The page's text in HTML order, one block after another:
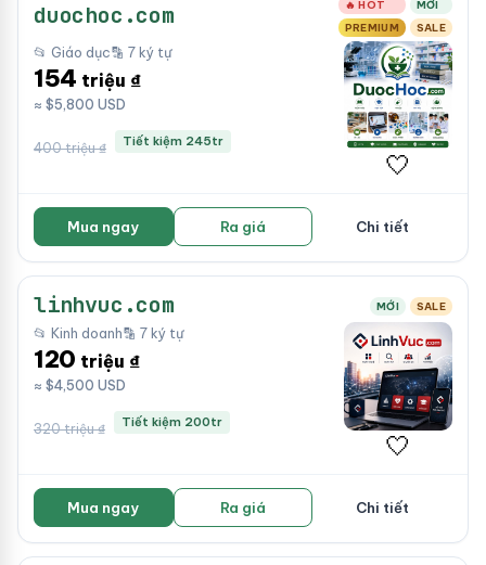
duochoc.com 🔥 HOT
MỚI
PREMIUM
SALE
📂 Giáo dục🔡 7 ký tự
154 triệu ₫
≈ $5,800 USD
400 triệu ₫ Tiết kiệm 245tr
🤍
Mua ngay Ra giá Chi tiết
linhvuc.com MỚI SALE
📂 Kinh doanh🔡 7 ký tự
120 triệu ₫
≈ $4,500 USD
320 triệu ₫ Tiết kiệm 200tr
🤍
Mua ngay Ra giá Chi tiết